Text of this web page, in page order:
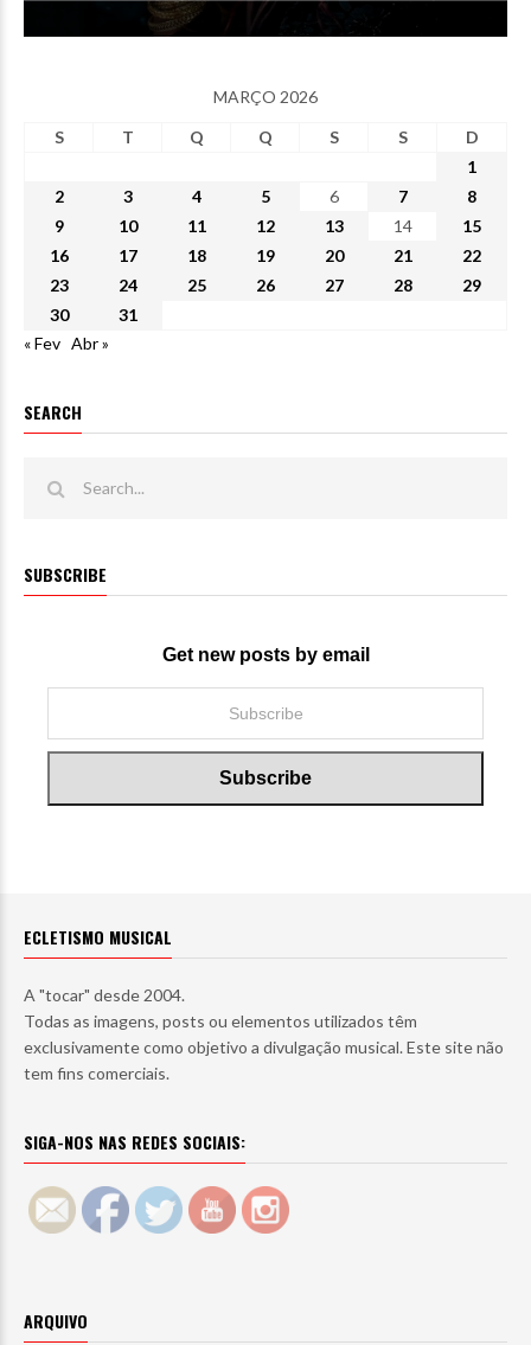
MARÇO 2026
S
T Q Q S S
D
1
2
3 4 5 6 7
8
9
10 11 12 13 14
15
16
17 18 19 20 21
22
23
24 25 26 27 28
29
30
31
« Fev Abr »
SEARCH
SUBSCRIBE
Get new posts by email
ECLETISMO MUSICAL
A "tocar" desde 2004.
Todas as imagens, posts ou elementos utilizados têm
exclusivamente como objetivo a divulgação musical. Este site não
tem fins comerciais.
SIGA-NOS NAS REDES SOCIAIS:
ARQUIVO